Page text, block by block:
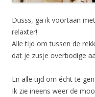
Dusss, ga ik voortaan
relaxter!
Alle tijd om tussen de
dat je zusje overbodige
En alle tijd om écht te
Ik zie ineens weer de